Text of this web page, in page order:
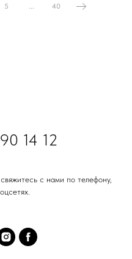
5 ... 40
14 12
с нами по телефону,